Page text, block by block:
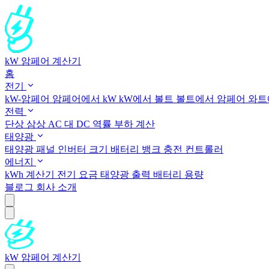
kW 암페어 계산기
홈
전기
kW-암페어 암페어에서 kW kW에서 볼트 볼트에서 암페어 와
전력
단상 삼상 AC 대 DC 역률 부하 계산
태양광
태양광 패널 인버터 크기 배터리 뱅크 충전 컨트롤러
에너지
kWh 계산기 전기 요금 태양광 출력 배터리 용량
블로그 회사 소개
kW 암페어 계산기